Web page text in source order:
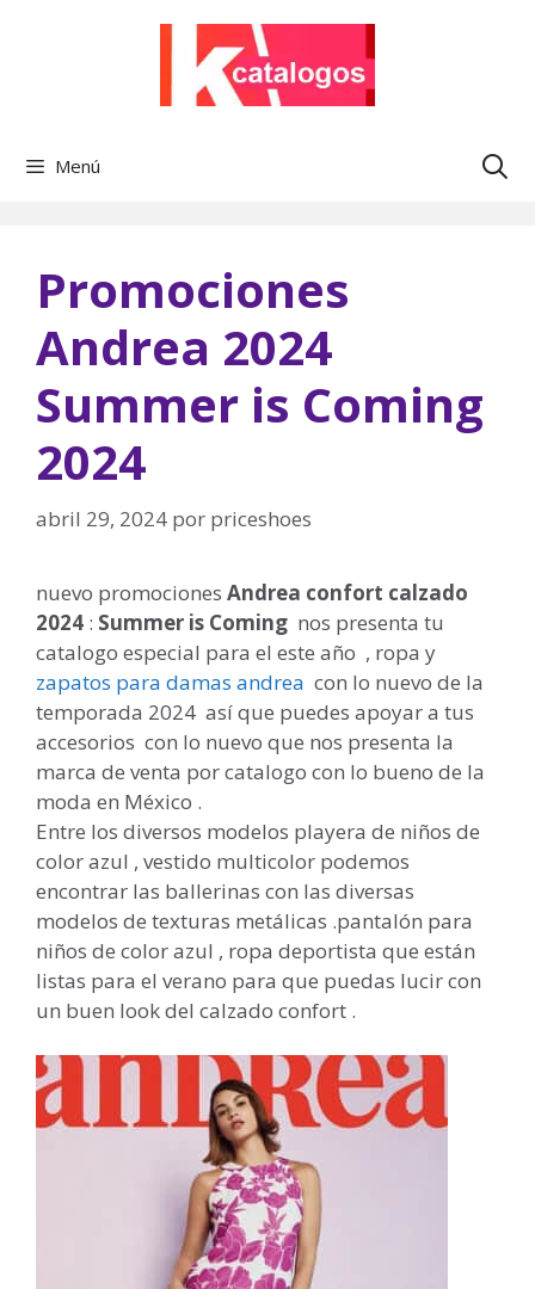
Menú
Promociones
Andrea 2024
Summer is Coming
2024
abril 29, 2024 por priceshoes
nuevo promociones Andrea confort calzado
2024 : Summer is Coming nos presenta tu
catalogo especial para el este año , ropa y
zapatos para damas andrea con lo nuevo de la
temporada 2024 así que puedes apoyar a tus
accesorios con lo nuevo que nos presenta la
marca de venta por catalogo con lo bueno de la
moda en México .
Entre los diversos modelos playera de niños de
color azul , vestido multicolor podemos
encontrar las ballerinas con las diversas
modelos de texturas metálicas .pantalón para
niños de color azul , ropa deportista que están
listas para el verano para que puedas lucir con
un buen look del calzado confort .